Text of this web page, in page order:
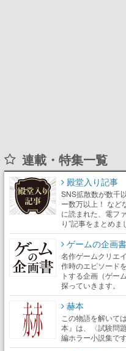
連載・特集一覧
殿堂入り記事
SNS拡散数が数千
ー数万以上！ など
に読まれた、電フ
り”記事をまとめま
ゲームの企画書
名作ゲームクリエ
作時のエピソード
トする企画（ゲー
探っていきます。
赫本
この物語を解いて
本』は、〈試験問
編ホラー小説集です